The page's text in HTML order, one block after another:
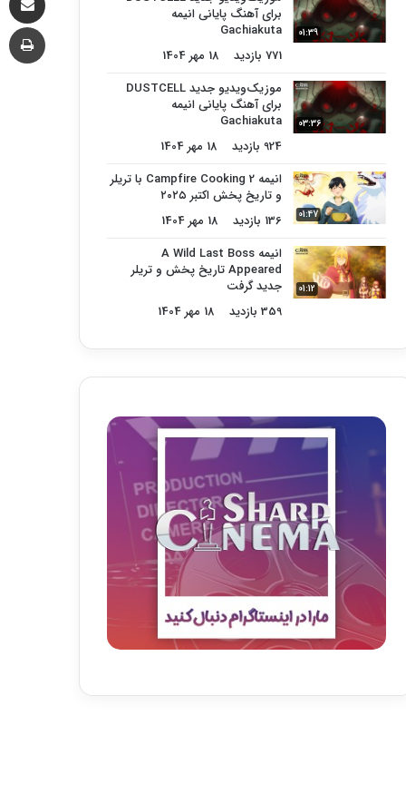
01:39
برای آهنگ پایانی انیمه
Gachiakuta
771 بازدید
18 مهر 1404
03:36
موزیک‌ویدیو جدید DUSTCELL
برای آهنگ پایانی انیمه
Gachiakuta
924 بازدید
18 مهر 1404
01:47
انیمه Campfire Cooking 2 با تریلر
و تاریخ پخش اکتبر ۲۰۲۵
136 بازدید
18 مهر 1404
01:12
انیمه A Wild Last Boss
Appeared تاریخ پخش و تریلر
جدید گرفت
359 بازدید
18 مهر 1404